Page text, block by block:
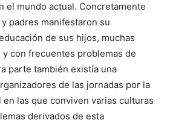
el mundo actual. Concretamente
padres manifestaron su
de sus hijos, muchas
con frecuentes problemas de
parte también existía una
de las jornadas por la
en las que conviven varias culturas
derivados de esta